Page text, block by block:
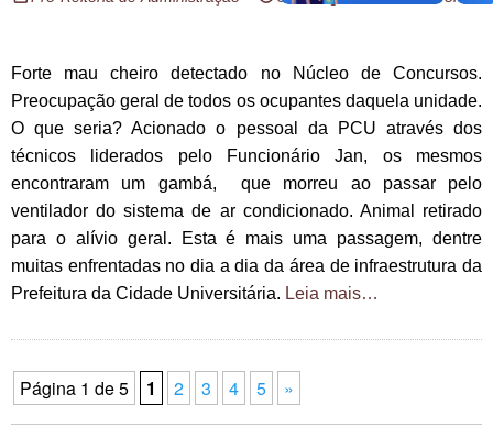
Forte mau cheiro detectado no Núcleo de Concursos.
Preocupação geral de todos os ocupantes daquela unidade.
O que seria? Acionado o pessoal da PCU através dos
técnicos liderados pelo Funcionário Jan, os mesmos
encontraram um gambá, que morreu ao passar pelo
ventilador do sistema de ar condicionado. Animal retirado
para o alívio geral. Esta é mais uma passagem, dentre
muitas enfrentadas no dia a dia da área de infraestrutura da
Prefeitura da Cidade Universitária. Leia mais…
Página 1 de 5 1 2 3 4 5 »